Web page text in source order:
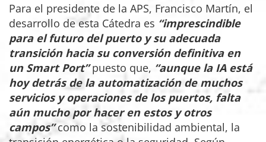
Para el presidente de la APS, Francisco Martín, el
desarrollo de esta Cátedra es “imprescindible
para el futuro del puerto y su adecuada
transición hacia su conversión definitiva en
un Smart Port”puesto que, “aunque la IA está
hoy detrás de la automatización de muchos
servicios y operaciones de los puertos, falta
aún mucho por hacer en estos y otros
campos”como la sostenibilidad ambiental, la